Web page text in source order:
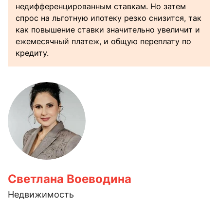
недифференцированным ставкам. Но затем
спрос на льготную ипотеку резко снизится, так
как повышение ставки значительно увеличит и
ежемесячный платеж, и общую переплату по
кредиту.
Светлана Воеводина
Недвижимость